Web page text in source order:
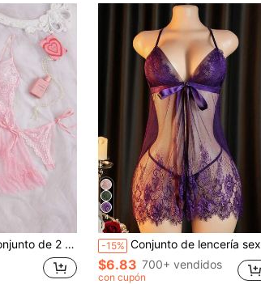
y malla con patchwork + tanga para mujer
4
-15% Conjunto de lencería sexy: minifalda con abertura y tirantes finos + tanga, conjunto de ropa de dormir y ropa interior sexy para mujer
$6.83 700+ vendidos
con cupón